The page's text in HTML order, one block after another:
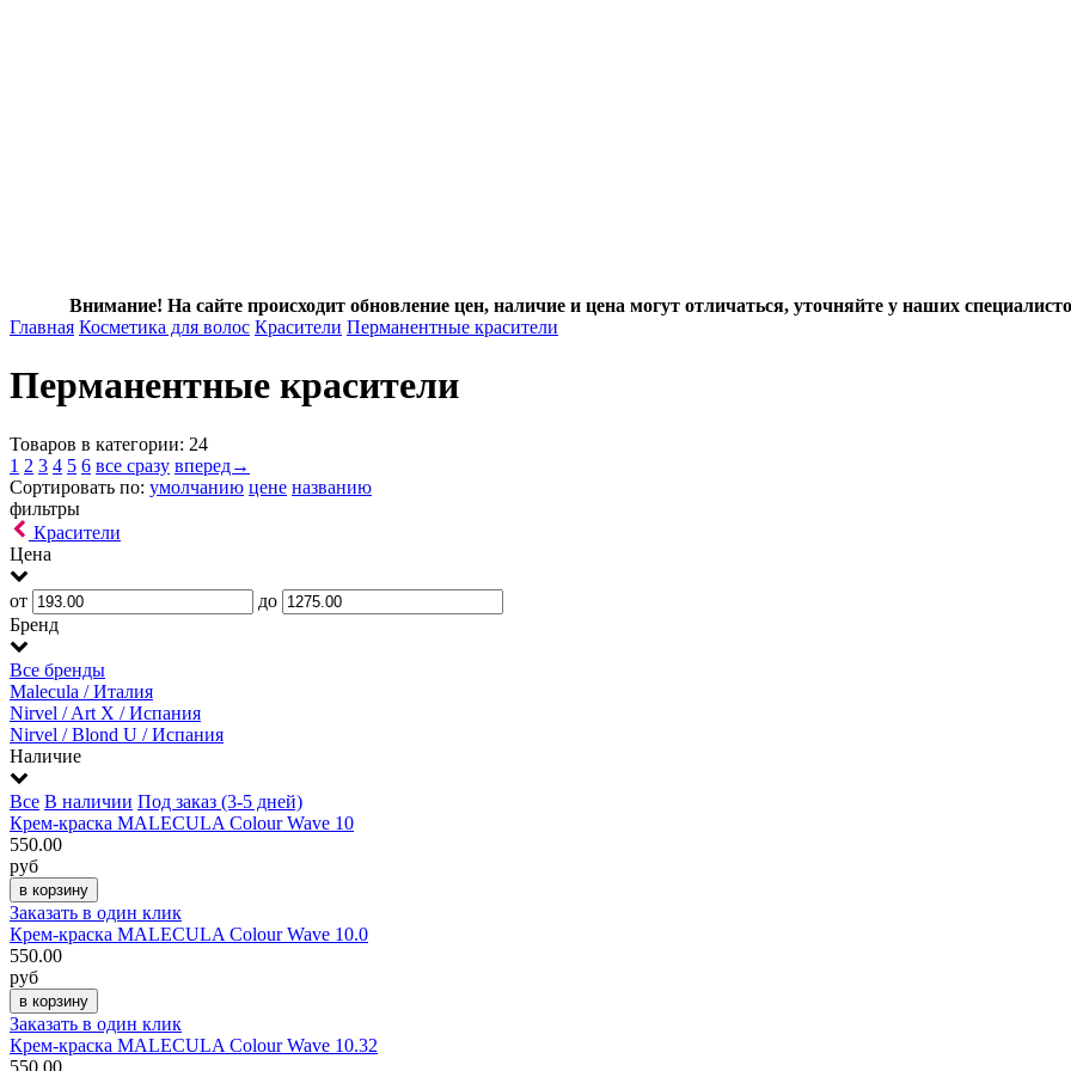
Внимание! На сайте происходит обновление цен, наличие и цена могут отличаться, уточняйте у наших
Главная Косметика для волос Красители Перманентные красители
Перманентные красители
Товаров в категории: 24
1 2 3 4 5 6 все сразу вперед→
Сортировать по: умолчанию цене названию
фильтры
Красители
Цена
от
до
Бренд
Все бренды
Malecula / Италия
Nirvel / Art X / Испания
Nirvel / Blond U / Испания
Наличие
Все В наличии Под заказ (3-5 дней)
Крем-краска MALECULA Colour Wave 10
550.00
руб
Заказать в один клик
Крем-краска MALECULA Colour Wave 10.0
550.00
руб
Заказать в один клик
Крем-краска MALECULA Colour Wave 10.32
550.00